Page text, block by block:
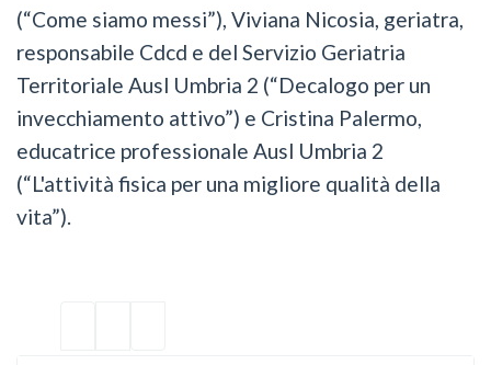
(“Come siamo messi”), Viviana Nicosia, geriatra,
responsabile Cdcd e del Servizio Geriatria
Territoriale Ausl Umbria 2 (“Decalogo per un
invecchiamento attivo”) e Cristina Palermo,
educatrice professionale Ausl Umbria 2
(“L'attività fisica per una migliore qualità della
vita”).